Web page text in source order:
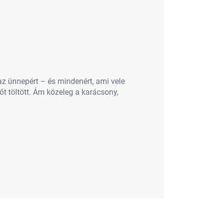
ünnepért – és mindenért, ami vele
töltött. Ám közeleg a karácsony,